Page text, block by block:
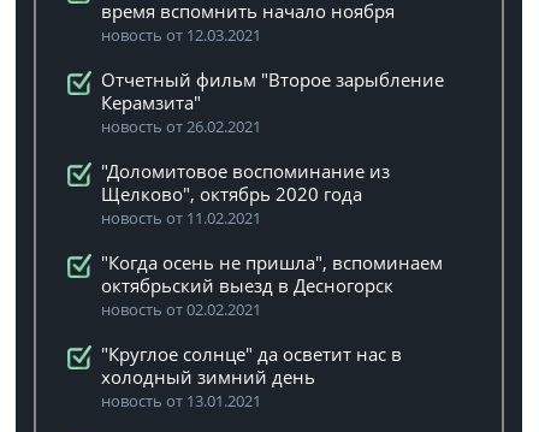
время вспомнить начало ноября
новость от 12.03.2021
Отчетный фильм "Второе зарыбление
Керамзита"
новость от 26.02.2021
"Доломитовое воспоминание из
Щелково", октябрь 2020 года
новость от 11.02.2021
"Когда осень не пришла", вспоминаем
октябрьский выезд в Десногорск
новость от 02.02.2021
"Круглое солнце" да осветит нас в
холодный зимний день
новость от 13.01.2021